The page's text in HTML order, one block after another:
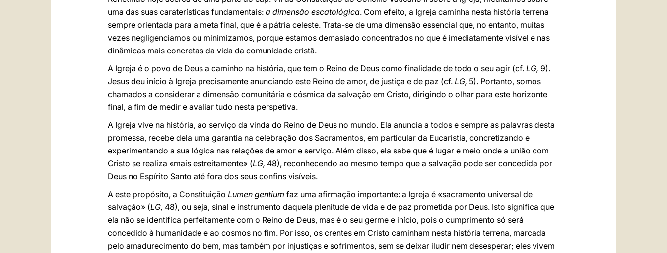
uma das suas caraterísticas fundamentais: a dimensão escatológica. Com efeito, a Igreja caminha nesta história terrena
sempre orientada para a meta final, que é a pátria celeste. Trata-se de uma dimensão essencial que, no entanto, muitas
vezes negligenciamos ou minimizamos, porque estamos demasiado concentrados no que é imediatamente visível e nas
dinâmicas mais concretas da vida da comunidade cristã.
A Igreja é o povo de Deus a caminho na história, que tem o Reino de Deus como finalidade de todo o seu agir (cf. LG, 9).
Jesus deu início à Igreja precisamente anunciando este Reino de amor, de justiça e de paz (cf. LG, 5). Portanto, somos
chamados a considerar a dimensão comunitária e cósmica da salvação em Cristo, dirigindo o olhar para este horizonte
final, a fim de medir e avaliar tudo nesta perspetiva.
A Igreja vive na história, ao serviço da vinda do Reino de Deus no mundo. Ela anuncia a todos e sempre as palavras desta
promessa, recebe dela uma garantia na celebração dos Sacramentos, em particular da Eucaristia, concretizando e
experimentando a sua lógica nas relações de amor e serviço. Além disso, ela sabe que é lugar e meio onde a união com
Cristo se realiza «mais estreitamente» (LG, 48), reconhecendo ao mesmo tempo que a salvação pode ser concedida por
Deus no Espírito Santo até fora dos seus confins visíveis.
A este propósito, a Constituição Lumen gentium faz uma afirmação importante: a Igreja é «sacramento universal de
salvação» (LG, 48), ou seja, sinal e instrumento daquela plenitude de vida e de paz prometida por Deus. Isto significa que
ela não se identifica perfeitamente com o Reino de Deus, mas é o seu germe e início, pois o cumprimento só será
concedido à humanidade e ao cosmos no fim. Por isso, os crentes em Cristo caminham nesta história terrena, marcada
pelo amadurecimento do bem, mas também por injustiças e sofrimentos, sem se deixar iludir nem desesperar; eles vivem